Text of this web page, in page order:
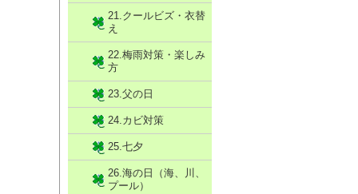
21.クールビズ・衣替
え
22.梅雨対策・楽しみ
方
23.父の日
24.カビ対策
25.七夕
26.海の日（海、川、
プール）